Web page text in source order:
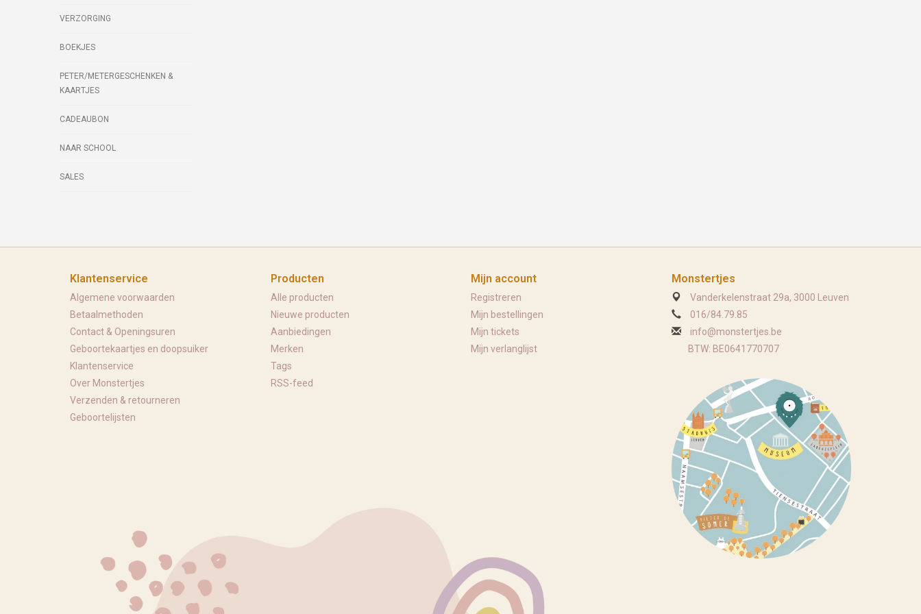
VERZORGING
BOEKJES
PETER/METERGESCHENKEN &
KAARTJES
CADEAUBON
NAAR SCHOOL
SALES
Klantenservice
Algemene voorwaarden
Betaalmethoden
Contact & Openingsuren
Geboortekaartjes en doopsuiker
Klantenservice
Over Monstertjes
Verzenden & retourneren
Geboortelijsten
Producten
Alle producten
Nieuwe producten
Aanbiedingen
Merken
Tags
RSS-feed
Mijn account
Registreren
Mijn bestellingen
Mijn tickets
Mijn verlanglijst
Monstertjes
Vanderkelenstraat 29a, 3000 Leuven
016/84.79.85
info@monstertjes.be
BTW: BE0641770707